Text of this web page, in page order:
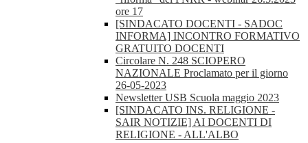
ore 17
[SINDACATO DOCENTI - SADOC
INFORMA] INCONTRO FORMATIVO
GRATUITO DOCENTI
Circolare N. 248 SCIOPERO
NAZIONALE Proclamato per il giorno
26-05-2023
Newsletter USB Scuola maggio 2023
[SINDACATO INS. RELIGIONE -
SAIR NOTIZIE] AI DOCENTI DI
RELIGIONE - ALL'ALBO